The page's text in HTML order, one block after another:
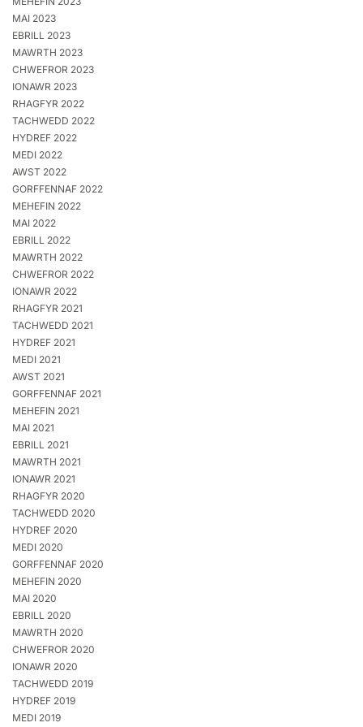
MAI 2023
EBRILL 2023
MAWRTH 2023
CHWEFROR 2023
IONAWR 2023
RHAGFYR 2022
TACHWEDD 2022
HYDREF 2022
MEDI 2022
AWST 2022
GORFFENNAF 2022
MEHEFIN 2022
MAI 2022
EBRILL 2022
MAWRTH 2022
CHWEFROR 2022
IONAWR 2022
RHAGFYR 2021
TACHWEDD 2021
HYDREF 2021
MEDI 2021
AWST 2021
GORFFENNAF 2021
MEHEFIN 2021
MAI 2021
EBRILL 2021
MAWRTH 2021
IONAWR 2021
RHAGFYR 2020
TACHWEDD 2020
HYDREF 2020
MEDI 2020
GORFFENNAF 2020
MEHEFIN 2020
MAI 2020
EBRILL 2020
MAWRTH 2020
CHWEFROR 2020
IONAWR 2020
TACHWEDD 2019
HYDREF 2019
MEDI 2019